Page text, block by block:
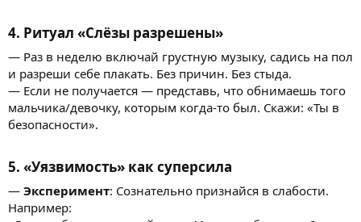
4. Ритуал «Слёзы разрешены»
— Раз в неделю включай грустную музыку, садись на пол
и разреши себе плакать. Без причин. Без стыда.
— Если не получается — представь, что обнимаешь того
мальчика/девочку, которым когда-то был. Скажи: «Ты в
безопасности».
5. «Уязвимость» как суперсила
— Эксперимент: Сознательно признайся в слабости.
Например: